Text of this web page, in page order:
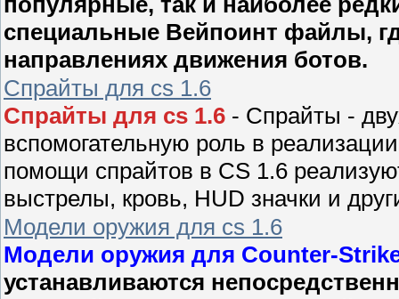
специальные Вейпоинт файлы,
направлениях движения ботов.
Спрайты для cs 1.6
Спрайты для cs 1.6 - Спрайты -
вспомогательную роль в
помощи спрайтов в CS 1.6
выстрелы, кровь, HUD значки и
Модели оружия для cs 1.6
Модели оружия для Counter-
устанавливаются